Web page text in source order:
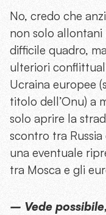
No, credo che
non solo allontani
difficile quadro,
ulteriori
Ucraina europee
titolo dell’Onu) a
solo aprire la
scontro tra
una eventuale
tra Mosca e gli
– Vede